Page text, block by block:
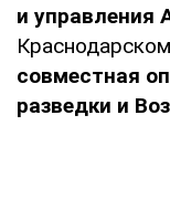
и управления
совместная
разведки и